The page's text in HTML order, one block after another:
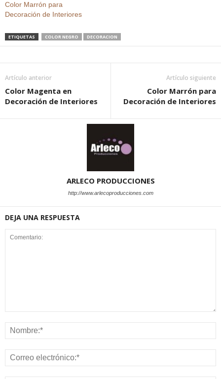
Color Marrón para
Decoración de Interiores
ETIQUETAS COLOR NEGRO DECORACION
Artículo anterior
Color Magenta en
Decoración de Interiores
Artículo siguiente
Color Marrón para
Decoración de Interiores
ARLECO PRODUCCIONES
http://www.arlecoproducciones.com
DEJA UNA RESPUESTA